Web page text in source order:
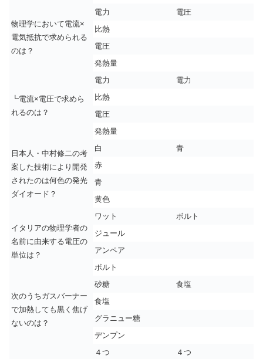
物理学において電流×
電気抵抗で求められる
のは？
電力
電圧
比熱
電圧
発熱量
┗電流×電圧で求めら
れるのは？
電力
電力
比熱
電圧
発熱量
日本人・中村修二の考
案した技術により開発
されたのは何色の発光
ダイオード？
白
青
赤
青
黄色
イタリアの物理学者の
名前に由来する電圧の
単位は？
ワット
ボルト
ジュール
アンペア
ボルト
次のうちガスバーナー
で加熱しても黒く焦げ
ないのは？
砂糖
食塩
食塩
グラニュー糖
デンプン
４つ
４つ